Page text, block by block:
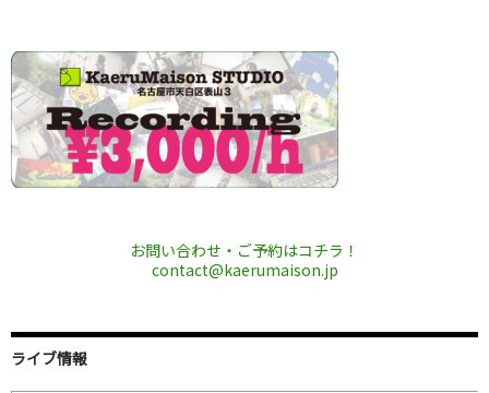
お問い合わせ・ご予約はコチラ！
contact@kaerumaison.jp
ライブ情報